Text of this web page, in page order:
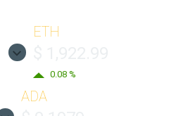
ETH
0.08 %
ADA